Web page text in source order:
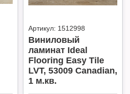
Артикул: 1512998
Виниловый
ламинат Ideal
Flooring Easy Tile
LVT, 53009 Canadian,
1 м.кв.